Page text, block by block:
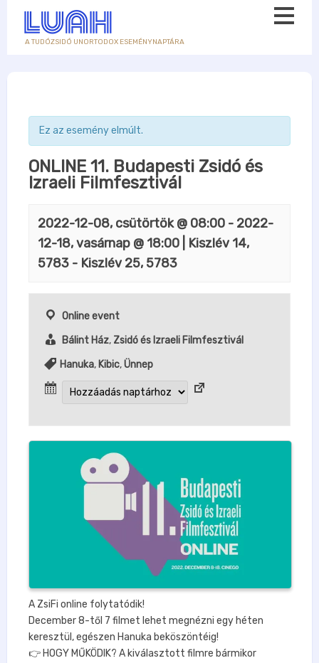
A TUDÓZSIDÓ UNORTODOX ESEMÉNYNAPTÁRA
Ez az esemény elmúlt.
ONLINE 11. Budapesti Zsidó és
Izraeli Filmfesztivál
2022-12-08, csütörtök @ 08:00 - 2022-
12-18, vasárnap @ 18:00 | Kiszlév 14,
5783 - Kiszlév 25, 5783
Online event
Bálint Ház, Zsidó és Izraeli Filmfesztivál
Hanuka, Kibic,Ünnep
A ZsiFi online folytatódik!
December 8-től 7 filmet lehet megnézni egy héten
keresztül, egészen Hanuka beköszöntéig!
👉 HOGY MŰKÖDIK? A kiválasztott filmre bármikor